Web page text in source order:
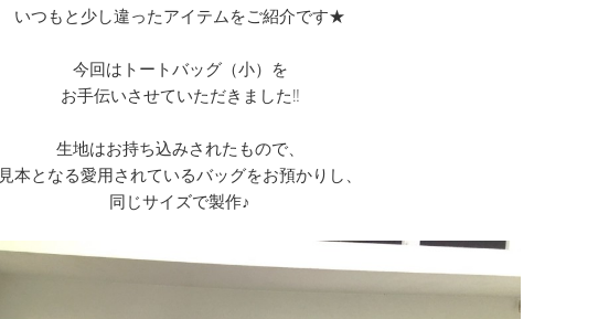
いつもと少し違ったアイテムをご紹介です★
今回はトートバッグ（小）を
お手伝いさせていただきました‼
生地はお持ち込みされたもので、
見本となる愛用されているバッグをお預かりし、
同じサイズで製作♪